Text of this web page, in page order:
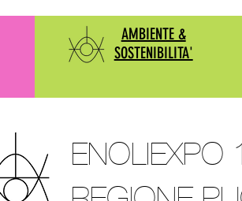
AMBIENTE &
SOSTENIBILITA'